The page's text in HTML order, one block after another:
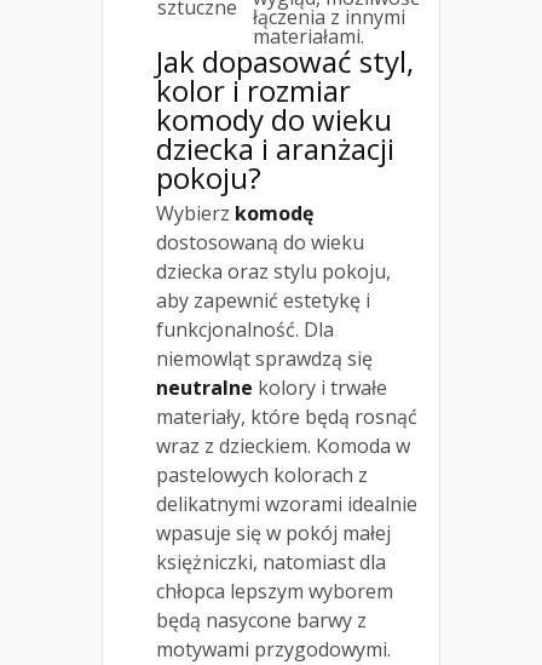
sztuczne łączenia z innymi
materiałami.
Jak dopasować styl,
kolor i rozmiar
komody do wieku
dziecka i aranżacji
pokoju?
Wybierz komodę
dostosowaną do wieku
dziecka oraz stylu pokoju,
aby zapewnić estetykę i
funkcjonalność. Dla
niemowląt sprawdzą się
neutralne kolory i trwałe
materiały, które będą rosnąć
wraz z dzieckiem. Komoda w
pastelowych kolorach z
delikatnymi wzorami idealnie
wpasuje się w pokój małej
księżniczki, natomiast dla
chłopca lepszym wyborem
będą nasycone barwy z
motywami przygodowymi.